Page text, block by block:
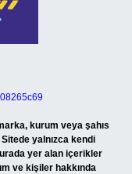
kurum veya şahıs
yalnızca kendi
yer alan içerikler
ve kişiler hakkında